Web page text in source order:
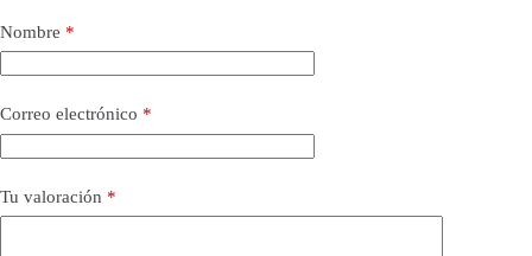
Nombre *
Correo electrónico *
Tu valoración *